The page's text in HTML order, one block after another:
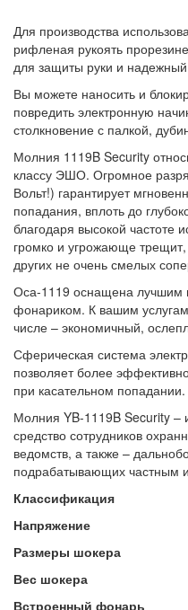
Для производства
рифленая рукоять
для защиты руки и
Вы можете наносить и
повредить электронную
столкновение с палкой,
Молния 1119B Security
классу ЭШО. Огромное
Вольт!) гарантирует
попадания, вплоть до
благодаря высокой частоте
громко и угрожающе трещит,
других не очень смелых
Оса-1119 оснащена лучшим
фонариком. К вашим
числе – экономичный,
Сферическая система
позволяет более
при касательном попадании.
Молния YB-1119B Security –
средство сотрудников
ведомств, а также –
подрабатывающих частным
Классификация
Напряжение
Размеры шокера
Вес шокера
Встроенный фонарь